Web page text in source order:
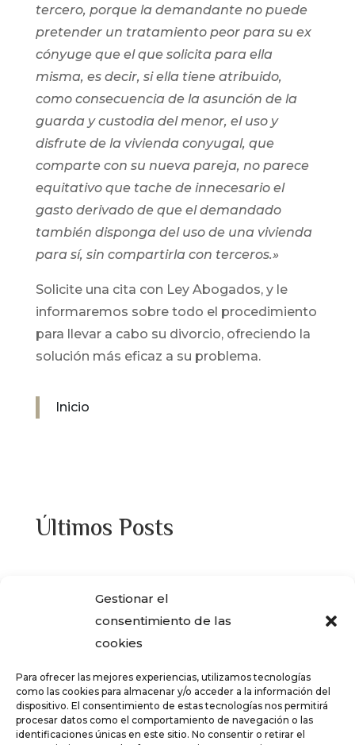
Gestionar el
consentimiento de las
cookies
Para ofrecer las mejores experiencias, utilizamos tecnologías
como las cookies para almacenar y/o acceder a la información del
dispositivo. El consentimiento de estas tecnologías nos permitirá
procesar datos como el comportamiento de navegación o las
identificaciones únicas en este sitio. No consentir o retirar el
tercero, porque la demandante no puede
pretender un tratamiento peor para su ex
cónyuge que el que solicita para ella
misma, es decir, si ella tiene atribuido,
como consecuencia de la asunción de la
guarda y custodia del menor, el uso y
disfrute de la vivienda conyugal, que
comparte con su nueva pareja, no parece
equitativo que tache de innecesario el
gasto derivado de que el demandado
también disponga del uso de una vivienda
para sí, sin compartirla con terceros.»
Solicite una cita con Ley Abogados, y le
informaremos sobre todo el procedimiento
para llevar a cabo su divorcio, ofreciendo la
solución más eficaz a su problema.
Inicio
Últimos Posts
ENCASA CIBELES compró al IVIMA en el
año 2013?
LAS EMPRESAS
¿Qué es el teletrabajo y en que consiste?
CRÉDITOS – TARJETAS REVOLVING